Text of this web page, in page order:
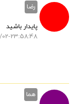
رضا
پایدار باشید
02-23:58:48
هما